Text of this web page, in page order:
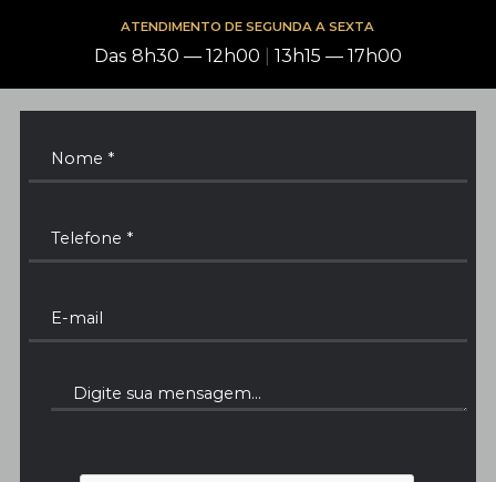
ATENDIMENTO DE SEGUNDA A SEXTA
Das 8h30 — 12h00 13h15 — 17h00